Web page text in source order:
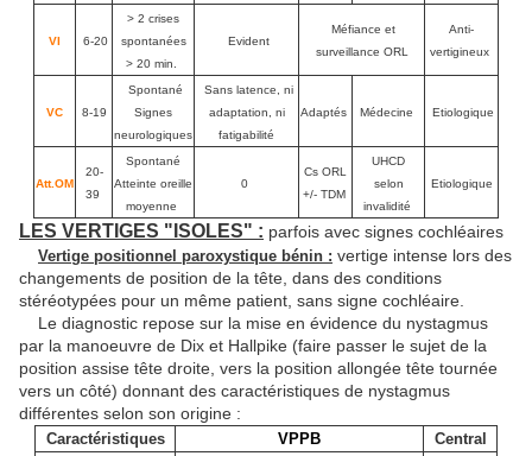
VI 6-20
> 2 crises
spontanées
> 20 min.
Evident
Méfiance et
surveillance ORL
Anti-
vertigineux
VC 8-19
Spontané
Signes
neurologiques
Sans latence, ni
adaptation, ni
fatigabilité
Adaptés Médecine Etiologique
Att.OM
20-
39
Spontané
Atteinte oreille
moyenne
0
Cs ORL
+/- TDM
UHCD
selon
invalidité
Etiologique
LES VERTIGES "ISOLES" : parfois avec signes cochléaires
Vertige positionnel paroxystique bénin : vertige intense lors des
changements de position de la tête, dans des conditions
stéréotypées pour un même patient, sans signe cochléaire.
Le diagnostic repose sur la mise en évidence du nystagmus
par la manoeuvre de Dix et Hallpike (faire passer le sujet de la
position assise tête droite, vers la position allongée tête tournée
vers un côté) donnant des caractéristiques de nystagmus
différentes selon son origine :
Caractéristiques VPPB Central